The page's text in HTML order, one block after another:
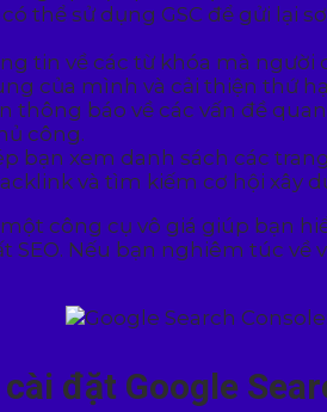
thể sử dụng GSC để gửi
tin về các từ khóa mà
của mình và cải thiện thứ
thông báo về các vấn đề
công.
bạn xem danh sách các
và tìm kiếm cơ hội xây
công cụ vô giá giúp bạn
Nếu bạn nghiêm túc
đặt Google